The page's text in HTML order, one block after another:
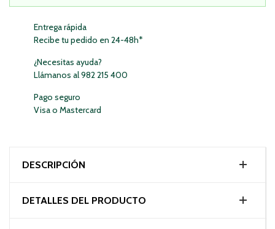
Entrega rápida
Recibe tu pedido en 24-48h*
¿Necesitas ayuda?
Llámanos al 982 215 400
Pago seguro
Visa o Mastercard
DESCRIPCIÓN
DETALLES DEL PRODUCTO